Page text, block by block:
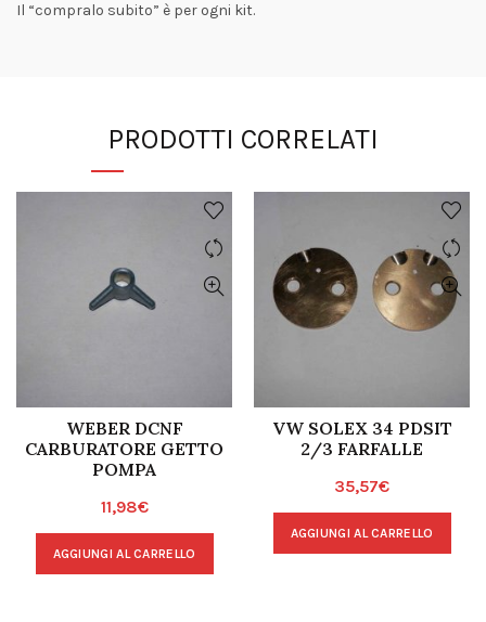
Il “compralo subito” è per ogni kit.
PRODOTTI CORRELATI
WEBER DCNF
CARBURATORE GETTO
POMPA
11,98€
AGGIUNGI AL CARRELLO
VW SOLEX 34 PDSIT
2/3 FARFALLE
35,57€
AGGIUNGI AL CARRELLO